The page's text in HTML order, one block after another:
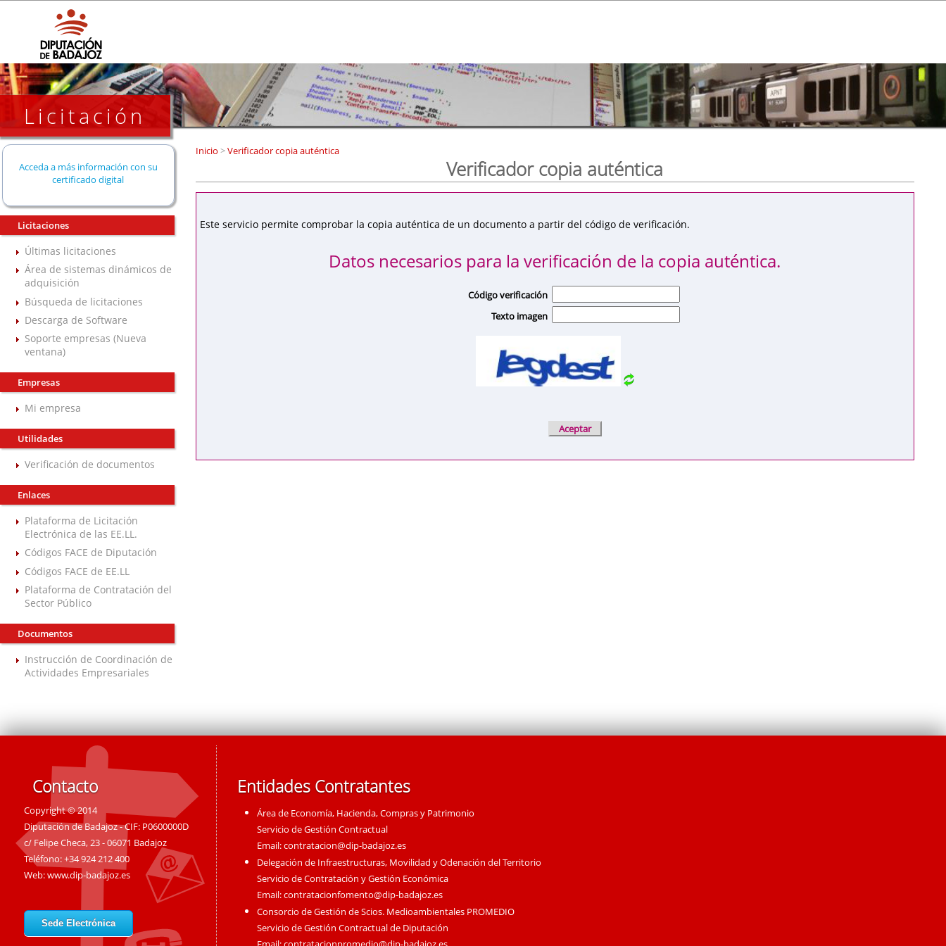
Licitación
Acceda a más información con su
certificado digital
Licitaciones
Últimas licitaciones
Área de sistemas dinámicos de
adquisición
Búsqueda de licitaciones
Descarga de Software
Soporte empresas (Nueva
ventana)
Empresas
Mi empresa
Utilidades
Verificación de documentos
Enlaces
Plataforma de Licitación
Electrónica de las EE.LL.
Códigos FACE de Diputación
Códigos FACE de EE.LL
Plataforma de Contratación del
Sector Público
Documentos
Instrucción de Coordinación de
Actividades Empresariales
Inicio >Verificador copia auténtica
Verificador copia auténtica
Este servicio permite comprobar la copia auténtica de un documento a partir del código de verificación.
Datos necesarios para la verificación de la copia auténtica.
Código verificación
Texto imagen
Contacto
Copyright © 2014
Diputación de Badajoz - CIF: P0600000D
c/ Felipe Checa, 23 - 06071 Badajoz
Teléfono: +34 924 212 400
Web:www.dip-badajoz.es
Sede Electrónica
Entidades Contratantes
Área de Economía, Hacienda, Compras y Patrimonio
Servicio de Gestión Contractual
Email:contratacion@dip-badajoz.es
Delegación de Infraestructuras, Movilidad y Odenación del Territorio
Servicio de Contratación y Gestión Económica
Email:contratacionfomento@dip-badajoz.es
Consorcio de Gestión de Scios. Medioambientales PROMEDIO
Servicio de Gestión Contractual de Diputación